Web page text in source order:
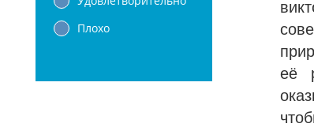
Плохо
её